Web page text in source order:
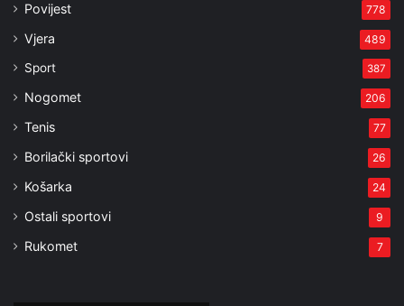
Povijest 778
Vjera 489
Sport 387
Nogomet 206
Tenis 77
Borilački sportovi 26
Košarka 24
Ostali sportovi 9
Rukomet 7